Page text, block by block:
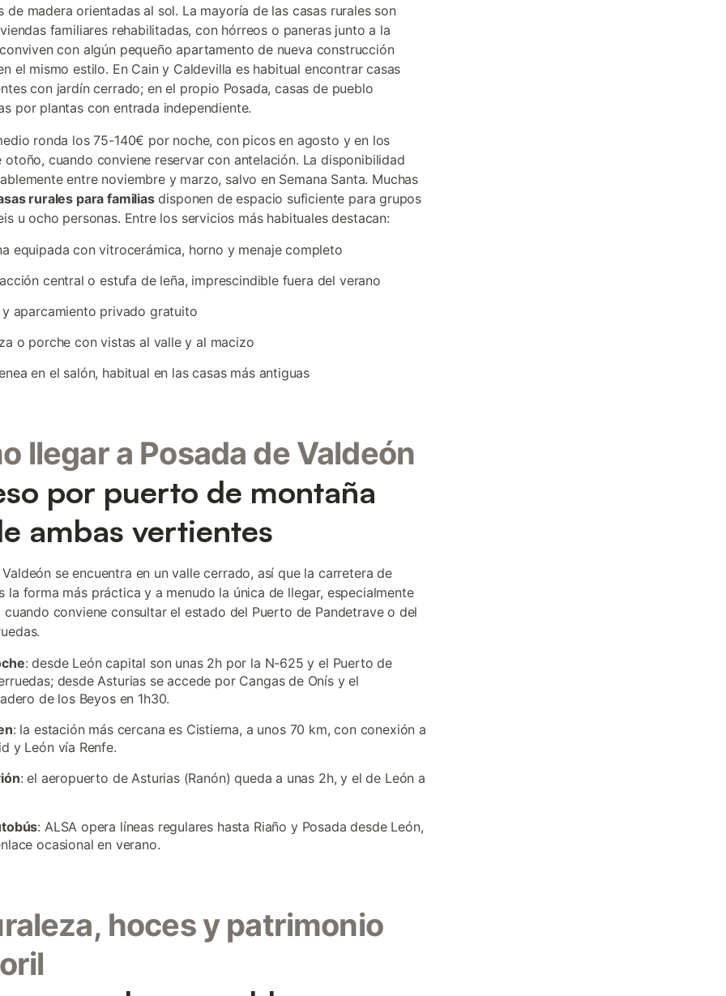
de madera orientadas al sol. La mayoría de las casas rurales son
familiares rehabilitadas, con hórreos o paneras junto a la
con algún pequeño apartamento de nueva construcción
el mismo estilo. En Cain y Caldevilla es habitual encontrar casas
con jardín cerrado; en el propio Posada, casas de pueblo
por plantas con entrada independiente.
ronda los 75-140€ por noche, con picos en agosto y en los
otoño, cuando conviene reservar con antelación. La disponibilidad
entre noviembre y marzo, salvo en Semana Santa. Muchas
rurales para familiasdisponen de espacio suficiente para grupos
u ocho personas. Entre los servicios más habituales destacan:
equipada con vitrocerámica, horno y menaje completo
central o estufa de leña, imprescindible fuera del verano
y aparcamiento privado gratuito
o porche con vistas al valle y al macizo
en el salón, habitual en las casas más antiguas
llegar a Posada de Valdeón
por puerto de montaña
ambas vertientes
se encuentra en un valle cerrado, así que la carretera de
la forma más práctica y a menudo la única de llegar, especialmente
cuando conviene consultar el estado del Puerto de Pandetrave o del
: desde León capital son unas 2h por la N-625 y el Puerto de
desde Asturias se accede por Cangas de Onís y el
de los Beyos en 1h30.
: la estación más cercana es Cistierna, a unos 70 km, con conexión a
y León vía Renfe.
: el aeropuerto de Asturias (Ranón) queda a unas 2h, y el de León a
: ALSA opera líneas regulares hasta Riaño y Posada desde León,
ocasional en verano.
hoces y patrimonio